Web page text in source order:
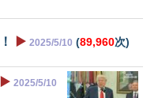
▶️ 2025/5/10 (89,960次)
▶️ 2025/5/10